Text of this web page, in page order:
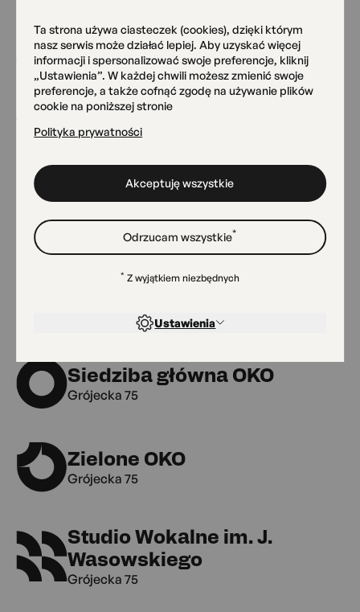
Ta strona używa ciasteczek (cookies), dzięki którym
nasz serwis może działać lepiej. Aby uzyskać więcej
informacji i spersonalizować swoje preferencje, kliknij
„Ustawienia”. W każdej chwili możesz zmienić swoje
preferencje, a także cofnąć zgodę na używanie plików
cookie na poniższej stronie
Polityka prywatności
Akceptuję wszystkie
Odrzucam wszystkie*
Ustawienia
* Z wyjątkiem niezbędnych
128.12 kB pdf
Karta uczestnictwa 2025/26
121.65 kB pdf
Nasze miejsca
Siedziba główna OKO
Grójecka 75
Zielone OKO
Grójecka 75
Studio Wokalne im. J.
Wasowskiego
Grójecka 75